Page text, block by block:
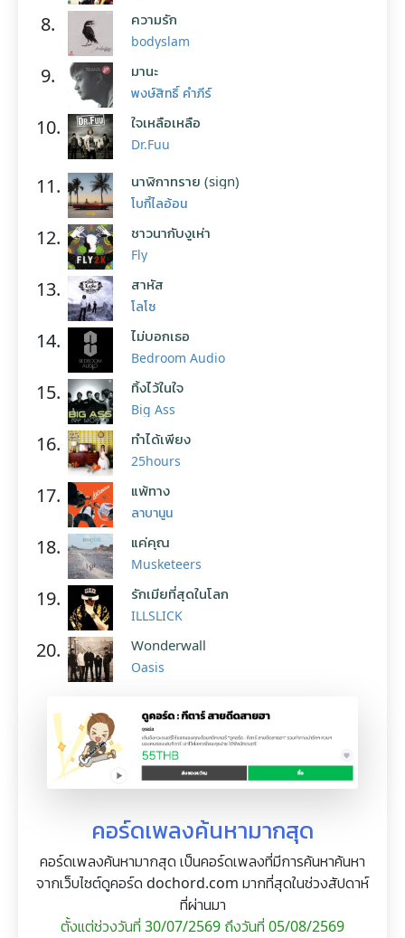
8. ความรัก
bodyslam
9. มานะ
พงษ์สิทธิ์ คำภีร์
10. ใจเหลือเหลือ
Dr.Fuu
11. นาฬิกาทราย (sign)
โบกี้ไลอ้อน
12. ชาวนากับงูเห่า
Fly
13. สาหัส
โลโซ
14. ไม่บอกเธอ
Bedroom Audio
15. ทิ้งไว้ในใจ
Big Ass
16. ทำได้เพียง
25hours
17. แพ้ทาง
ลาบานูน
18. แค่คุณ
Musketeers
19. รักเมียที่สุดในโลก
ILLSLICK
20. Wonderwall
Oasis
คอร์ดเพลงค้นหามากสุด
คอร์ดเพลงค้นหามากสุด เป็นคอร์ดเพลงที่มีการค้นหาค้นหา
จากเว็บไซต์ดูคอร์ด dochord.com มากที่สุดในช่วงสัปดาห์
ที่ผ่านมา
ตั้งแต่ช่วงวันที่ 30/07/2569 ถึงวันที่ 05/08/2569